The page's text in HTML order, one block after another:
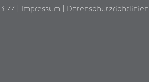
77 | Impressum Datenschutzrichtlinien